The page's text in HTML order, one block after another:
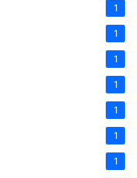
1
1
1
1
1
1
1